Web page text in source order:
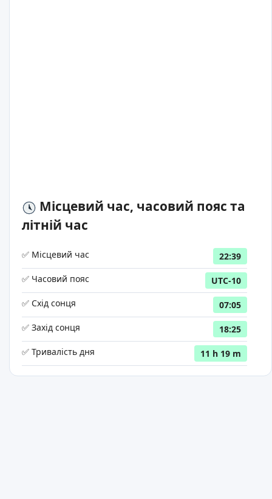
Місцевий час, часовий пояс та
літній час
✅ Місцевий час
22:39
✅ Часовий пояс
UTC-10
✅ Схід сонця
07:05
✅ Захід сонця
18:25
✅ Тривалість дня
11 h 19 m